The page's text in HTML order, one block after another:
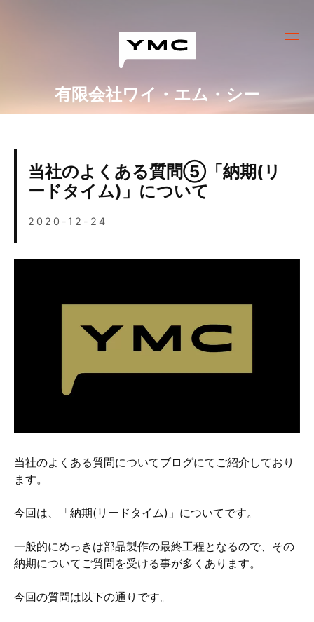
有限会社ワイ・エム・シー
ワイ・エム・シーにできること
会社情報
お問い合わせ
硬質クロムめっきとは？
無電解ニッケルめっきとは？
当社のよくある質問⑤「納期(リ
ードタイム)」について
2020-12-24
当社のよくある質問についてブログにてご紹介しており
ます。
今回は、「納期(リードタイム)」についてです。
一般的にめっきは部品製作の最終工程となるので、その
納期についてご質問を受ける事が多くあります。
今回の質問は以下の通りです。